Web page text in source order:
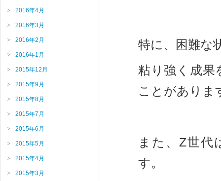
特に、困難な
粘り強く成果
ことがありま
また、Z世代
す。
2016年4月
2016年3月
2016年2月
2016年1月
2015年12月
2015年9月
2015年8月
2015年7月
2015年6月
2015年5月
2015年4月
2015年3月